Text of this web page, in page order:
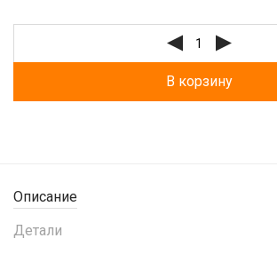
В корзину
Описание
Детали